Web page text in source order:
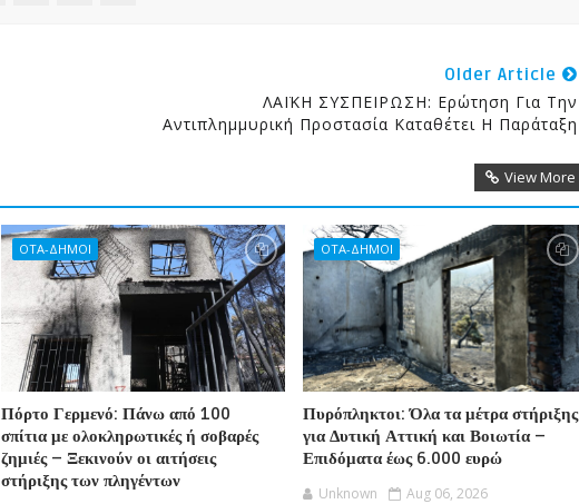
Older Article
ΛΑΪΚΗ ΣΥΣΠΕΙΡΩΣΗ: Ερώτηση Για Την
Αντιπλημμυρική Προστασία Καταθέτει Η Παράταξη
View More
ΟΤΑ-ΔΗΜΟΙ
Πόρτο Γερμενό: Πάνω από 100
σπίτια με ολοκληρωτικές ή σοβαρές
ζημιές – Ξεκινούν οι αιτήσεις
στήριξης των πληγέντων
ΟΤΑ-ΔΗΜΟΙ
Πυρόπληκτοι: Όλα τα μέτρα στήριξης
για Δυτική Αττική και Βοιωτία –
Επιδόματα έως 6.000 ευρώ
Unknown Aug 06, 2026